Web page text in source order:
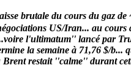
brutale du cours du gaz
US/Iran... au
l'ultimatum'' lancé par
la semaine à 71,76 $/
restait ''calme'' durant